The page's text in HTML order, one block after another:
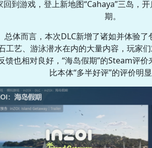
回到游戏，登上新地图“Cahaya”三岛，
期。
总体而言，本次DLC新增了诸如并体验了
工艺、游泳潜水在内的大量内容，玩家
馈也相对良好，“海岛假期”的Steam评
比本体“多半好评”的评价明显